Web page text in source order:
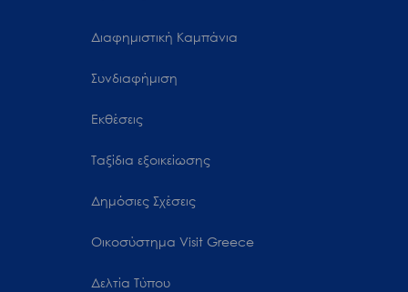
Διαφημιστική Καμπάνια
Συνδιαφήμιση
Εκθέσεις
Ταξίδια εξοικείωσης
Δημόσιες Σχέσεις
Oικοσύστημα Visit Greece
Δελτία Τύπου